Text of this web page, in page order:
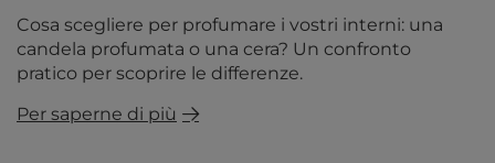
Cosa scegliere per profumare i vostri interni: una
candela profumata o una cera? Un confronto
pratico per scoprire le differenze.
Per saperne di più